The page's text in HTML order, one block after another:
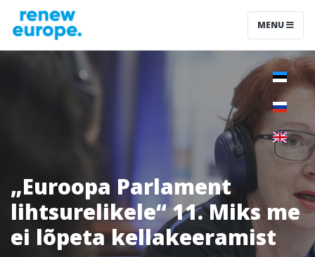
MENU
„Euroopa Parlament
lihtsurelikele“ 11. Miks me
ei lõpeta kellakeeramist